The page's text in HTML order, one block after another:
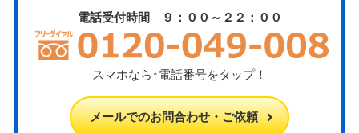
電話受付時間 ９：００～２２：００
スマホなら↑電話番号をタップ！
メールでのお問合わせ・ご依頼